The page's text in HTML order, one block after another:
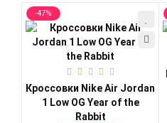
-47%
Кроссовки Nike Air Jordan
1 Low OG Year of the
Rabbit